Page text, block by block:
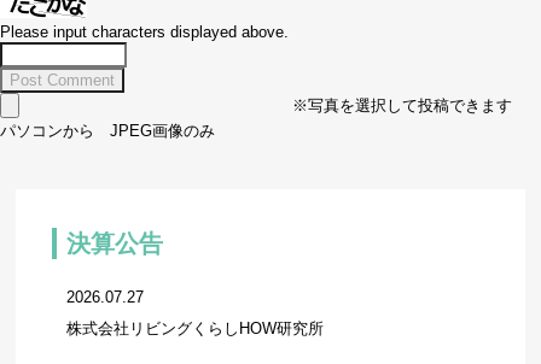
Please input characters displayed above.
※写真を選択して投稿できます
パソコンから JPEG画像のみ
決算公告
2026.07.27
株式会社リビングくらしHOW研究所